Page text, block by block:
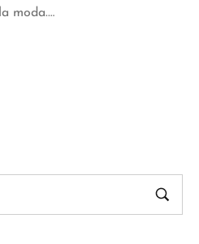
moda.…